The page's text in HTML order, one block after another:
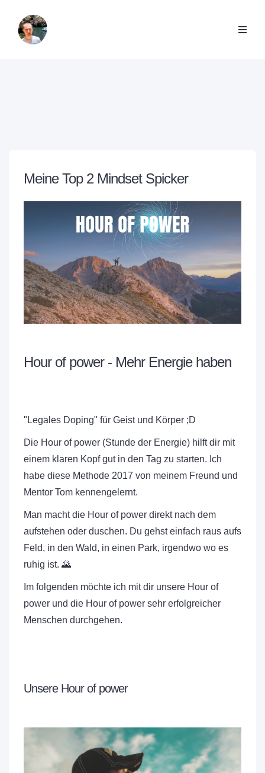
Meine Top 2 Mindset Spicker
Hour of power - Mehr Energie haben
"Legales Doping" für Geist und Körper ;D
Die Hour of power (Stunde der Energie) hilft dir mit
einem klaren Kopf gut in den Tag zu starten. Ich
habe diese Methode 2017 von meinem Freund und
Mentor Tom kennengelernt.
Man macht die Hour of power direkt nach dem
aufstehen oder duschen. Du gehst einfach raus aufs
Feld, in den Wald, in einen Park, irgendwo wo es
ruhig ist. 🌄
Im folgenden möchte ich mit dir unsere Hour of
power und die Hour of power sehr erfolgreicher
Menschen durchgehen.
Unsere Hour of power